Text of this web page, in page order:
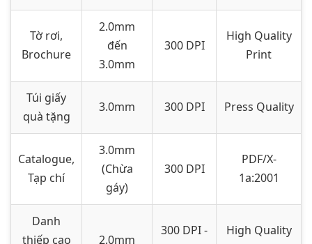
Tờ rơi,
Brochure
2.0mm
đến
3.0mm
300 DPI
High Quality
Print
Túi giấy
quà tặng
3.0mm 300 DPI Press Quality
Catalogue,
Tạp chí
3.0mm
(Chừa
gáy)
300 DPI
PDF/X-
1a:2001
Danh
thiếp cao
2.0mm
300 DPI -
High Quality